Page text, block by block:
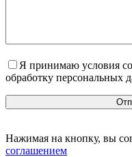
Я принимаю условия
обработку персональных
Нажимая на кнопку, вы
соглашением